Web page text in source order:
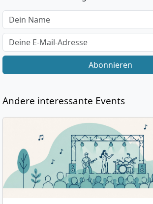
Abonnieren
Andere interessante Events